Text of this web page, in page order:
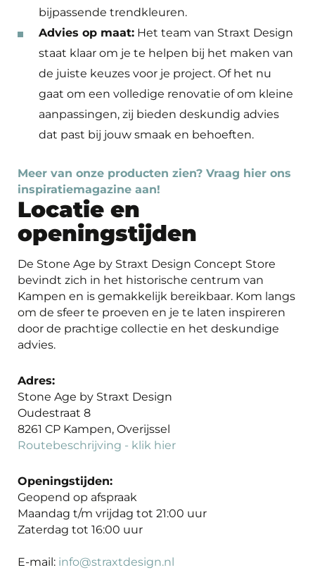
bijpassende trendkleuren.
Advies op maat: Het team van Straxt Design
staat klaar om je te helpen bij het maken van
de juiste keuzes voor je project. Of het nu
gaat om een volledige renovatie of om kleine
aanpassingen, zij bieden deskundig advies
dat past bij jouw smaak en behoeften.
Meer van onze producten zien? Vraag hier ons
inspiratiemagazine aan!
Locatie en
openingstijden
De Stone Age by Straxt Design Concept Store
bevindt zich in het historische centrum van
Kampen en is gemakkelijk bereikbaar. Kom langs
om de sfeer te proeven en je te laten inspireren
door de prachtige collectie en het deskundige
advies.
Adres:
Stone Age by Straxt Design
Oudestraat 8
8261 CP Kampen, Overijssel
Routebeschrijving - klik hier
Openingstijden:
Geopend op afspraak
Maandag t/m vrijdag tot 21:00 uur
Zaterdag tot 16:00 uur
E-mail: info@straxtdesign.nl